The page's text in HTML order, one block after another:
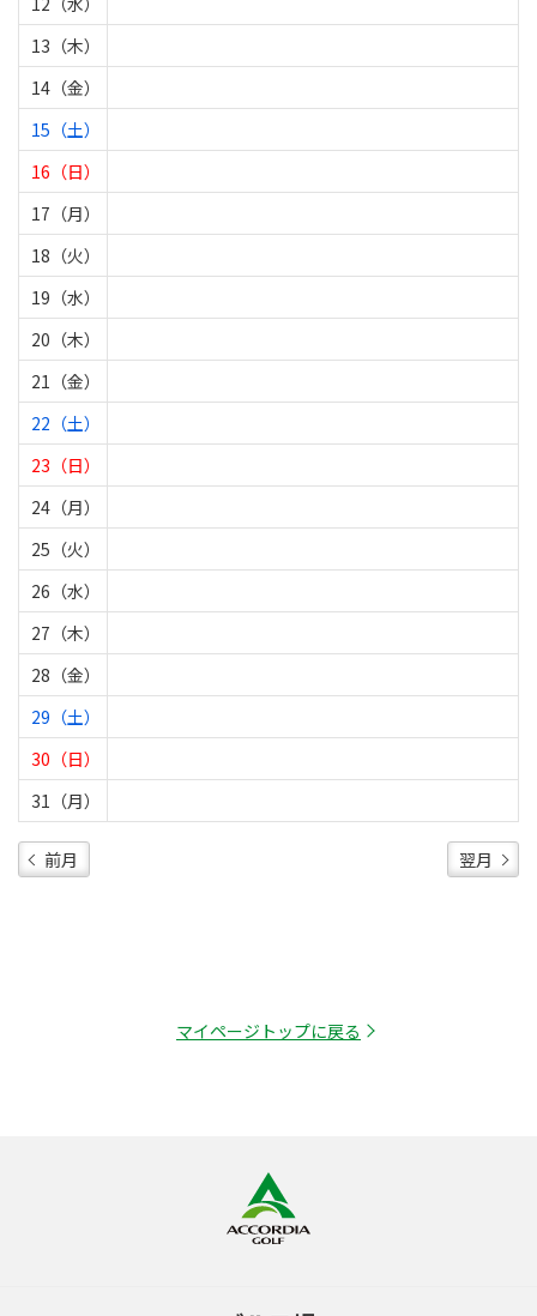
13（木）
14（金）
15（土）
16（日）
17（月）
18（火）
19（水）
20（木）
21（金）
22（土）
23（日）
24（月）
25（火）
26（水）
27（木）
28（金）
29（土）
30（日）
31（月）
前月 翌月
マイページトップに戻る